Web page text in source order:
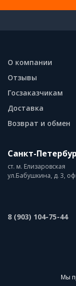
О компании
Отзывы
Госзаказчикам
Доставка
Возврат и обмен
Санкт-
ст. м. Елизаровская
ул.Бабушкина, д. 3,
8 (903) 104-75-44
Мы